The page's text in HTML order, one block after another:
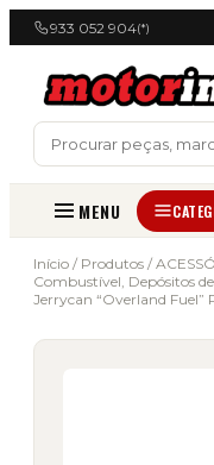
933 052 904(*)
MENU
Início / Produtos /
Combustível, Depósitos
Jerrycan “Overland